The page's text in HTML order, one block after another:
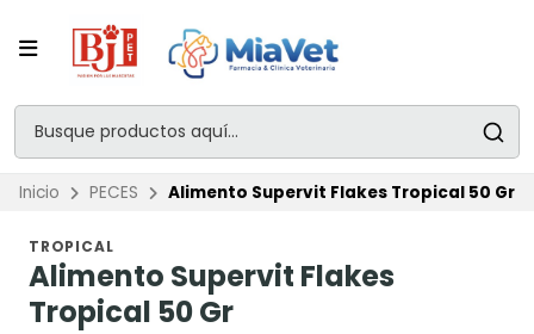
Inicio PECES Alimento Supervit Flakes Tropical 50 Gr
TROPICAL
Alimento Supervit Flakes
Tropical 50 Gr